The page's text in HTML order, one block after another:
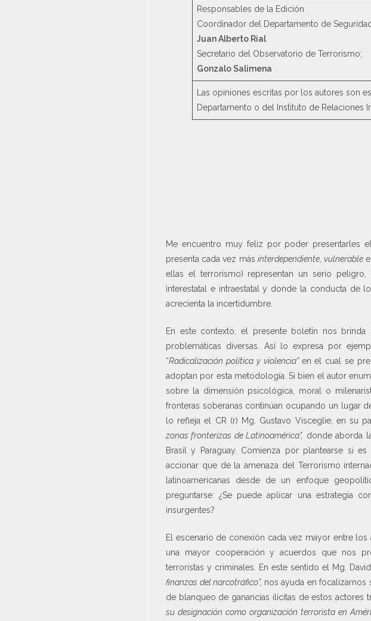
Responsables de la Edición
Coordinador del Departamento de
Juan Alberto Rial
Secretario del Observatorio de Terrorismo:
Gonzalo Salimena
Las opiniones escritas por los autores son
Departamento o del Instituto de Relaciones
Me encuentro muy feliz por poder presentarles el
presenta cada vez más interdependiente, vulnerable e
ellas el terrorismo) representan un serio
interestatal e intraestatal y donde la conducta de
acrecienta la incertidumbre.
En este contexto, el presente boletín nos
problemáticas diversas. Así lo expresa por
“Radicalización política y violencia” en el cual se
adoptan por esta metodología Si bien el autor
sobre la dimensión psicológica, moral o
fronteras soberanas continúan ocupando un lugar
lo refleja el CR (r) Mg. Gustavo Visceglie, en su
zonas fronterizas de Latinoamérica”, donde aborda
Brasil y Paraguay. Comienza por plantearse si
accionar que de la amenaza del Terrorismo
latinoamericanas desde de un enfoque
preguntarse: ¿Se puede aplicar una estrategia
insurgentes?
El escenario de conexión cada vez mayor entre
una mayor cooperación y acuerdos que nos
terroristas y criminales. En este sentido el Mg.
finanzas del narcotráfico”, nos ayuda en
de blanqueo de ganancias ilícitas de estos actores
su designación como organización terrorista en